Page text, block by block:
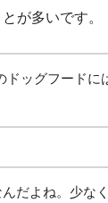
が多いです。
ドッグフードに
んだよね。少な